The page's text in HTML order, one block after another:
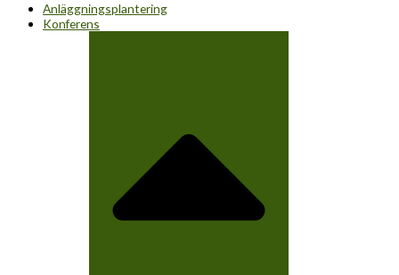
Anläggningsplantering
Konferens